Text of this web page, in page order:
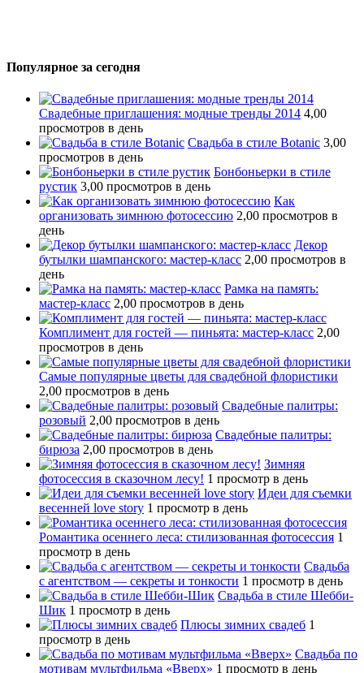
Популярное за сегодня
Свадебные приглашения: модные тренды 2014 4,00
просмотров в день
Свадьба в стиле Botanic 3,00
просмотров в день
Бонбоньерки в стиле
рустик 3,00 просмотров в день
Как
организовать зимнюю фотосессию 2,00 просмотров в
день
Декор
бутылки шампанского: мастер-класс 2,00 просмотров в
день
Рамка на память:
мастер-класс 2,00 просмотров в день
Комплимент для гостей — пиньята: мастер-класс 2,00
просмотров в день
Самые популярные цветы для свадебной флористики
2,00 просмотров в день
Свадебные палитры:
розовый 2,00 просмотров в день
Свадебные палитры:
бирюза 2,00 просмотров в день
Зимняя
фотосессия в сказочном лесу! 1 просмотр в день
Идеи для съемки
весенней love story 1 просмотр в день
Романтика осеннего леса: стилизованная фотосессия 1
просмотр в день
Свадьба
с агентством — секреты и тонкости 1 просмотр в день
Свадьба в стиле Шебби-
Шик 1 просмотр в день
Плюсы зимних свадеб 1
просмотр в день
Свадьба по
мотивам мультфильма «Вверх» 1 просмотр в день